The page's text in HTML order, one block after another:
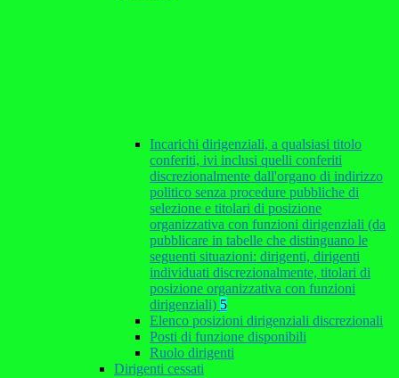
Incarichi dirigenziali, a qualsiasi titolo
conferiti, ivi inclusi quelli conferiti
discrezionalmente dall'organo di indirizzo
politico senza procedure pubbliche di
selezione e titolari di posizione
organizzativa con funzioni dirigenziali (da
pubblicare in tabelle che distinguano le
seguenti situazioni: dirigenti, dirigenti
individuati discrezionalmente, titolari di
posizione organizzativa con funzioni
dirigenziali) 5
Elenco posizioni dirigenziali discrezionali
Posti di funzione disponibili
Ruolo dirigenti
Dirigenti cessati